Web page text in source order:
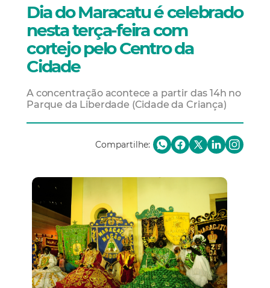
Dia do Maracatu é celebrado
nesta terça-feira com
cortejo pelo Centro da
Cidade
A concentração acontece a partir das 14h no
Parque da Liberdade (Cidade da Criança)
Compartilhe: